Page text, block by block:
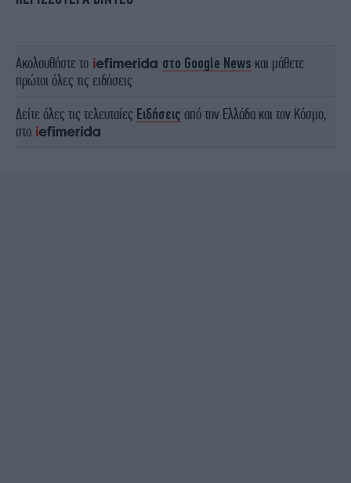
Ακολουθήστε το στο Google News και μάθετε
πρώτοι όλες τις ειδήσεις
Δείτε όλες τις τελευταίες Ειδήσεις από την Ελλάδα και τον Κόσμο,
στο